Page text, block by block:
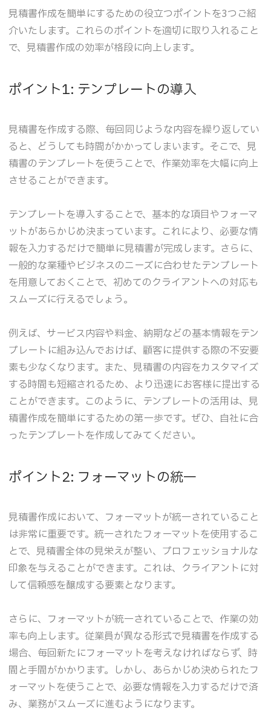
見積書作成を簡単にするための役立つポイントを3つご紹
介いたします。これらのポイントを適切に取り入れること
で、見積書作成の効率が格段に向上します。
ポイント1: テンプレートの導入
見積書を作成する際、毎回同じような内容を繰り返してい
ると、どうしても時間がかかってしまいます。そこで、見
積書のテンプレートを使うことで、作業効率を大幅に向上
させることができます。
テンプレートを導入することで、基本的な項目やフォーマ
ットがあらかじめ決まっています。これにより、必要な情
報を入力するだけで簡単に見積書が完成します。さらに、
一般的な業種やビジネスのニーズに合わせたテンプレート
を用意しておくことで、初めてのクライアントへの対応も
スムーズに行えるでしょう。
例えば、サービス内容や料金、納期などの基本情報をテン
プレートに組み込んでおけば、顧客に提供する際の不安要
素も少なくなります。また、見積書の内容をカスタマイズ
する時間も短縮されるため、より迅速にお客様に提出する
ことができます。このように、テンプレートの活用は、見
積書作成を簡単にするための第一歩です。ぜひ、自社に合
ったテンプレートを作成してみてください。
ポイント2: フォーマットの統一
見積書作成において、フォーマットが統一されていること
は非常に重要です。統一されたフォーマットを使用するこ
とで、見積書全体の見栄えが整い、プロフェッショナルな
印象を与えることができます。これは、クライアントに対
して信頼感を醸成する要素となります。
さらに、フォーマットが統一されていることで、作業の効
率も向上します。従業員が異なる形式で見積書を作成する
場合、毎回新たにフォーマットを考えなければならず、時
間と手間がかかります。しかし、あらかじめ決められたフ
ォーマットを使うことで、必要な情報を入力するだけで済
み、業務がスムーズに進むようになります。